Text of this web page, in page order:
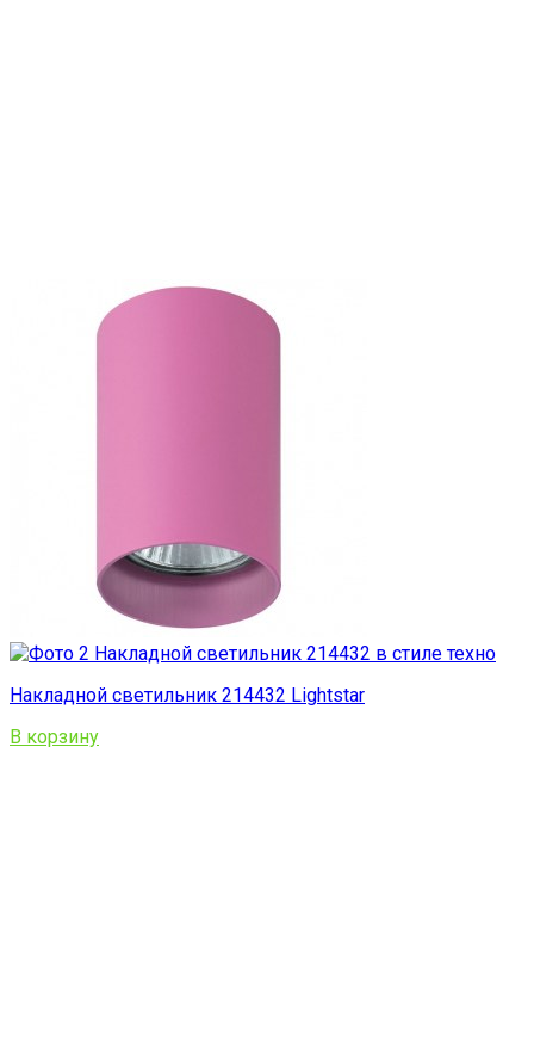
Накладной светильник 214432 Lightstar
В корзину